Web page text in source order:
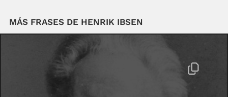
MÁS FRASES DE HENRIK IBSEN